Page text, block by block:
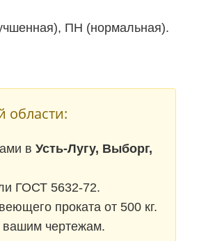
ПН (нормальная).
области:
в Усть-Лугу, Выборг,
ГОСТ 5632-72.
проката от 500 кг.
вашим чертежам.